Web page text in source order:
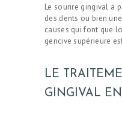
Le sourire gingival a
des dents ou bien
causes qui font que
gencive supérieure
LE
GINGIVAL